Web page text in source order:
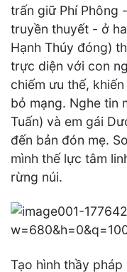
trấn giữ Phí Phông
truyền thuyết - ở
Hạnh Thúy đóng)
trực diện với con
chiếm ưu thế,
bỏ mạng. Nghe tin
Tuấn) và em gái
đến bản đón mẹ.
mình thế lực tâm
rừng núi.
Tạo hình thầy pháp